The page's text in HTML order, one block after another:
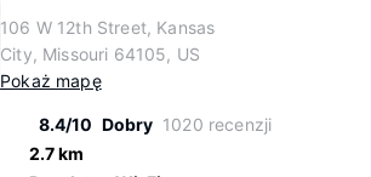
106 W 12th Street, Kansas
City, Missouri 64105, US
Pokaż mapę
8.4/10 Dobry 1020 recenzji
2.7 km